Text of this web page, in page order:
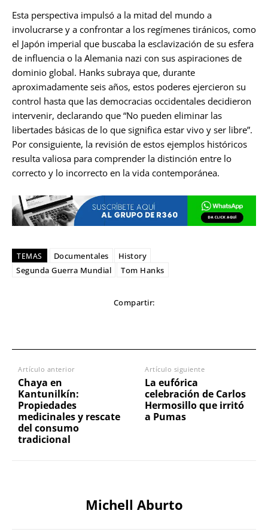
Esta perspectiva impulsó a la mitad del mundo a
involucrarse y a confrontar a los regímenes tiránicos, como
el Japón imperial que buscaba la esclavización de su esfera
de influencia o la Alemania nazi con sus aspiraciones de
dominio global. Hanks subraya que, durante
aproximadamente seis años, estos poderes ejercieron su
control hasta que las democracias occidentales decidieron
intervenir, declarando que “No pueden eliminar las
libertades básicas de lo que significa estar vivo y ser libre”.
Por consiguiente, la revisión de estos ejemplos históricos
resulta valiosa para comprender la distinción entre lo
correcto y lo incorrecto en la vida contemporánea.
TEMAS Documentales
History
Segunda Guerra Mundial
Tom Hanks
Compartir:
Artículo anterior
Chaya en
Kantunilkín:
Propiedades
medicinales y rescate
del consumo
tradicional
Artículo siguiente
La eufórica
celebración de Carlos
Hermosillo que irritó
a Pumas
Michell Aburto